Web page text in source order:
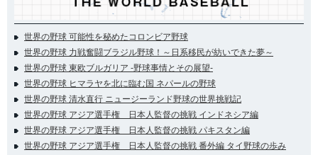
世界の野球 可能性を秘めたコロンビア野球
世界の野球 力戦奮闘ブラジル野球！～日系移民が紡いできた夢～
世界の野球 東欧ブルガリア -野球事情とその展望-
世界の野球 ヒマラヤを北に臨む国 ネパールの野球
世界の野球 清水直行 ニュージーランド野球の世界挑戦記
世界の野球 アジア選手権 日本人監督の挑戦 インドネシア編
世界の野球 アジア選手権 日本人監督の挑戦 パキスタン編
世界の野球 アジア選手権 日本人監督の挑戦 番外編 タイ野球の歩み